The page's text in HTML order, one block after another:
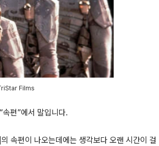
Films
“속편”에서 말입니다.
의 속편이 나오는데에는 생각보다 오랜 시간이 걸